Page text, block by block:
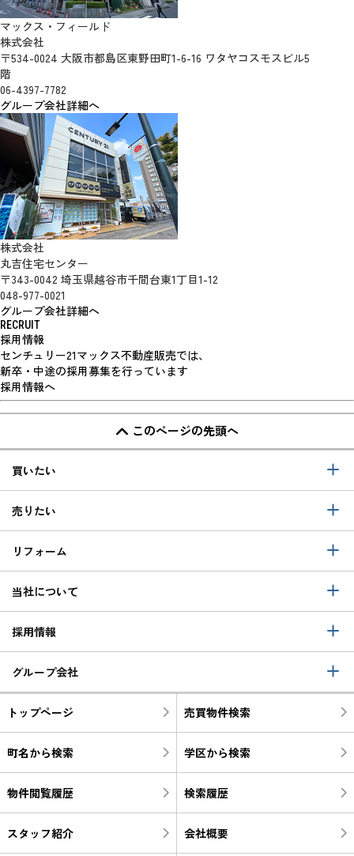
マックス・フィールド
株式会社
〒534-0024 大阪市都島区東野田町1-6-16 ワタヤコスモスビル5
階
06-4397-7782
グループ会社詳細へ
株式会社
丸吉住宅センター
〒343-0042 埼玉県越谷市千間台東1丁目1-12
048-977-0021
グループ会社詳細へ
RECRUIT
採用情報
センチュリー21マックス不動産販売では、
新卒・中途の採用募集を行っています
採用情報へ
このページの先頭へ
買いたい
売りたい
リフォーム
当社について
採用情報
グループ会社
トップページ 売買物件検索
町名から検索 学区から検索
物件閲覧履歴 検索履歴
スタッフ紹介 会社概要